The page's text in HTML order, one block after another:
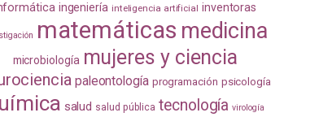
ingeniería inteligencia artificial inventoras
matemáticas medicina
microbiología mujeres y ciencia
paleontología programación psicología
salud salud pública tecnología virología